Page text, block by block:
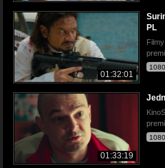
01:32:01
PL
01:33:19